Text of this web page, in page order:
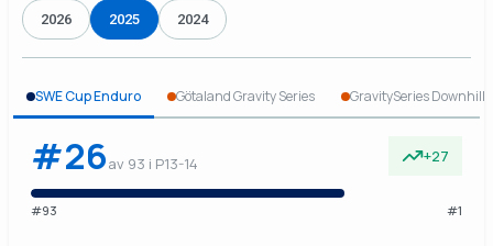
2026 2025 2024
SWE Cup Enduro Götaland Gravity Series GravitySeries Downhill
#26av 93 i P13-14 +27
#93 #1